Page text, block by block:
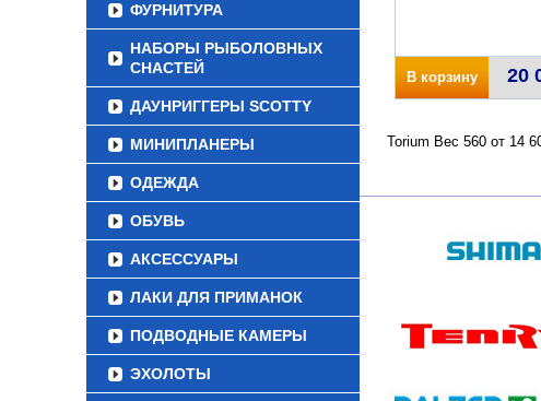
ФУРНИТУРА
НАБОРЫ РЫБОЛОВНЫХ
СНАСТЕЙ
ДАУНРИГГЕРЫ SCOTTY
МИНИПЛАНЕРЫ
ОДЕЖДА
ОБУВЬ
АКСЕССУАРЫ
ЛАКИ ДЛЯ ПРИМАНОК
ПОДВОДНЫЕ КАМЕРЫ
ЭХОЛОТЫ
В корзину 20
Torium Вес 560 от 14